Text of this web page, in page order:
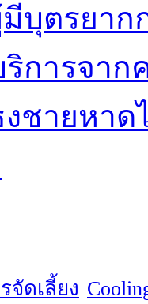
บุตรยาก
ริการจา
ชายหาด
จัดเลี้ยง